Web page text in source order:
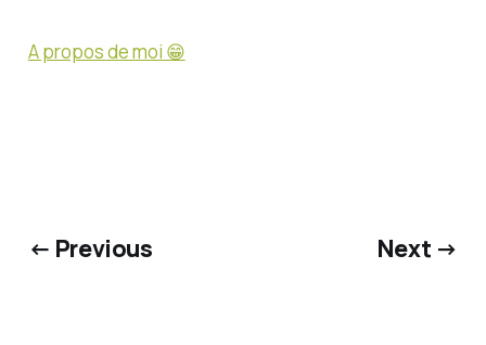
A propos de moi 😁
← Previous Next →